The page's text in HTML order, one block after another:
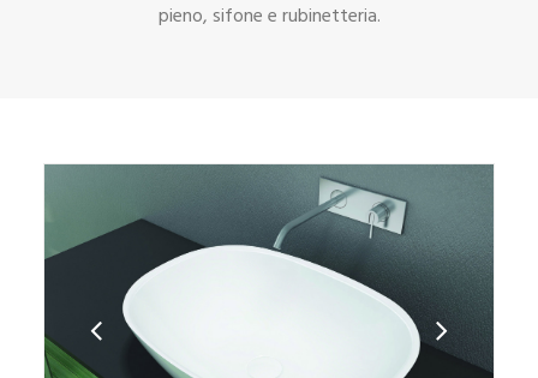
pieno, sifone e rubinetteria.